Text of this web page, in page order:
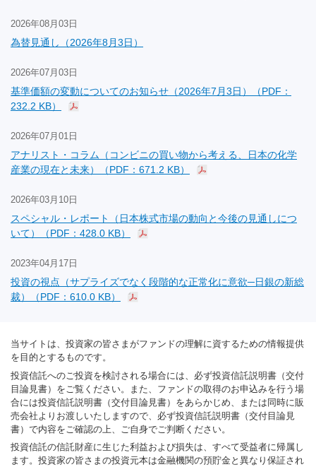
2026年08月03日
為替見通し（2026年8月3日）
2026年07月03日
基準価額の変動についてのお知らせ（2026年7月3日）（PDF：
232.2 KB）
2026年07月01日
アナリスト・コラム（コンビニの買い物から考える、日本の化学
産業の現在と未来）（PDF：671.2 KB）
2026年03月10日
スペシャル・レポート（日本株式市場の動向と今後の見通しにつ
いて）（PDF：428.0 KB）
2023年04月17日
投資の視点（サプライズでなく段階的な正常化に意欲─日銀の新総
裁）（PDF：610.0 KB）
当サイトは、投資家の皆さまがファンドの理解に資するための情報提供
を目的とするものです。
投資信託へのご投資を検討される場合には、必ず投資信託説明書（交付
目論見書）をご覧ください。また、ファンドの取得のお申込みを行う場
合には投資信託説明書（交付目論見書）をあらかじめ、または同時に販
売会社よりお渡しいたしますので、必ず投資信託説明書（交付目論見
書）で内容をご確認の上、ご自身でご判断ください。
投資信託の信託財産に生じた利益および損失は、すべて受益者に帰属し
ます。投資家の皆さまの投資元本は金融機関の預貯金と異なり保証され